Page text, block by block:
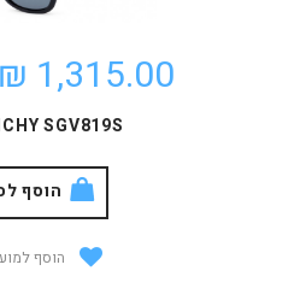
1,315.00 ₪
SGV819S
הוסף
הוסף